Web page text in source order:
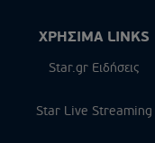
ΧΡΗΣΙΜΑ LINKS
Star.gr Ειδήσεις
Star Live Streaming